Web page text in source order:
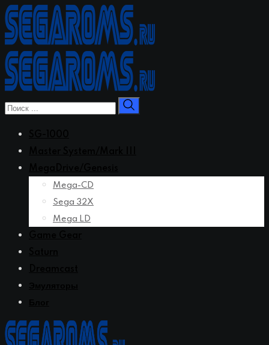
Перейти
к
контенту
Mega-CD
Sega 32X
Mega LD